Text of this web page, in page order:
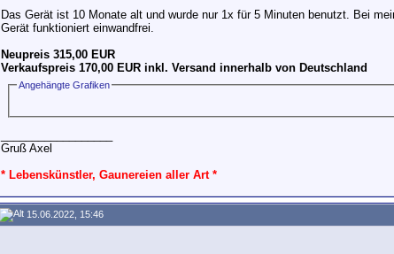
Das Gerät ist 10 Monate alt und wurde nur 1x für 5 Minuten benutzt. Bei
Gerät funktioniert einwandfrei.
Neupreis 315,00 EUR
Verkaufspreis 170,00 EUR inkl. Versand innerhalb von Deutschland
Angehängte Grafiken
Gruß Axel
* Lebenskünstler, Gaunereien aller Art *
15.06.2022, 15:46